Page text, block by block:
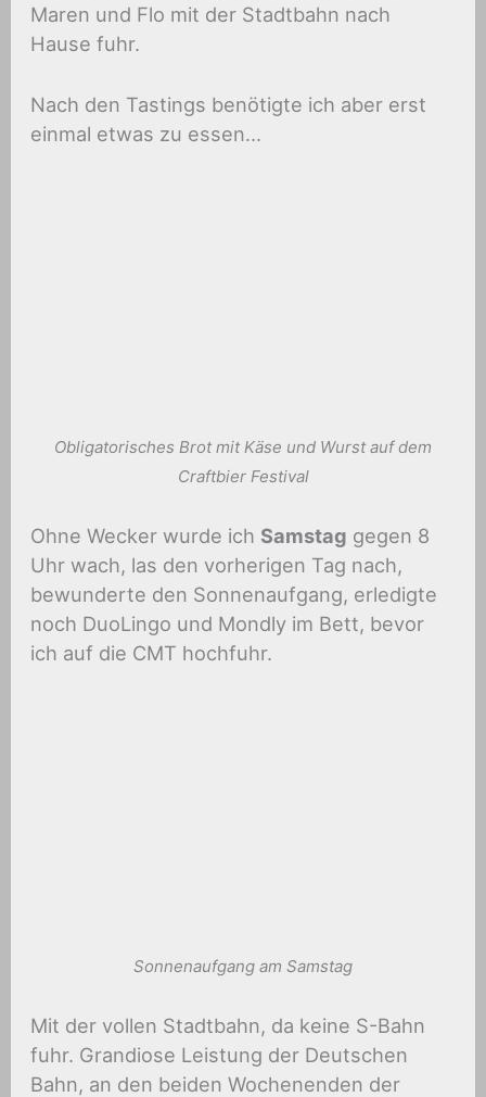
Maren und Flo mit der Stadtbahn nach
Hause fuhr.
Nach den Tastings benötigte ich aber erst
einmal etwas zu essen…
Obligatorisches Brot mit Käse und Wurst auf dem
Craftbier Festival
Ohne Wecker wurde ich Samstag gegen 8
Uhr wach, las den vorherigen Tag nach,
bewunderte den Sonnenaufgang, erledigte
noch DuoLingo und Mondly im Bett, bevor
ich auf die CMT hochfuhr.
Sonnenaufgang am Samstag
Mit der vollen Stadtbahn, da keine S-Bahn
fuhr. Grandiose Leistung der Deutschen
Bahn, an den beiden Wochenenden der